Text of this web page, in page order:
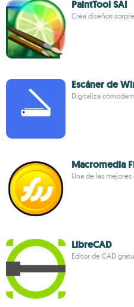
PaintTool SAI
Crea diseños
Escáner de
Digitaliza
Macromedia
Una de las
LibreCAD
Editor de CAD